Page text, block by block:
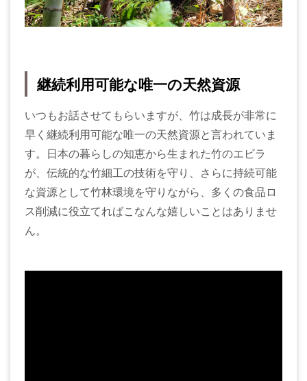
継続利用可能な唯一の天然資源
いつもお話させてもらいますが、竹は成長が非常に
早く継続利用可能な唯一の天然資源と言われていま
す。日本の暮らしの知恵から生まれた竹のエビラ
が、伝統的な竹細工の技術を守り、さらに持続可能
な資源として竹林環境を守りながら、多くの食品ロ
ス削減に役立てればこなんな嬉しいことはありませ
ん。